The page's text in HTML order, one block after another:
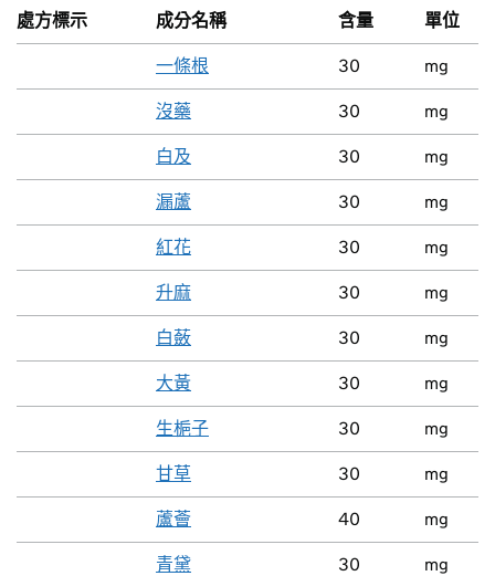
處方標示 成分名稱 含量 單位
一條根 30 mg
沒藥 30 mg
白及 30 mg
漏蘆 30 mg
紅花 30 mg
升麻 30 mg
白蘞 30 mg
大黃 30 mg
生梔子 30 mg
甘草 30 mg
蘆薈 40 mg
青黛 30 mg